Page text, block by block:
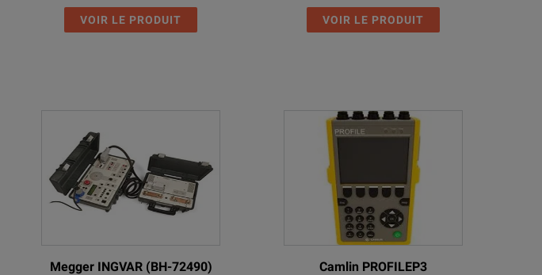
VOIR LE PRODUIT VOIR LE PRODUIT
Megger INGVAR (BH-72490) Camlin PROFILEP3